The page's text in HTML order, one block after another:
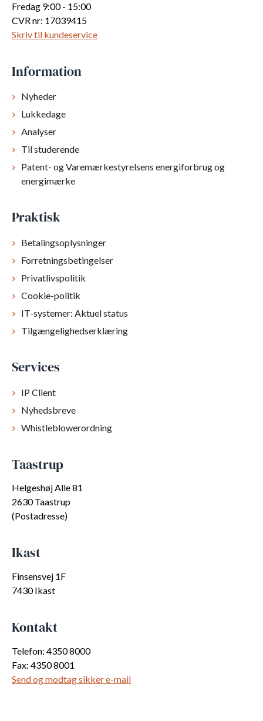
Fredag 9:00 - 15:00
CVR nr: 17039415
Skriv til kundeservice
Information
Nyheder
Lukkedage
Analyser
Til studerende
Patent- og Varemærkestyrelsens energiforbrug og
energimærke
Praktisk
Betalingsoplysninger
Forretningsbetingelser
Privatlivspolitik
Cookie-politik
IT-systemer: Aktuel status
Tilgængelighedserklæring
Services
IP Client
Nyhedsbreve
Whistleblowerordning
Taastrup
Helgeshøj Alle 81
2630 Taastrup
(Postadresse)
Ikast
Finsensvej 1F
7430 Ikast
Kontakt
Telefon: 4350 8000
Fax: 4350 8001
Send og modtag sikker e-mail